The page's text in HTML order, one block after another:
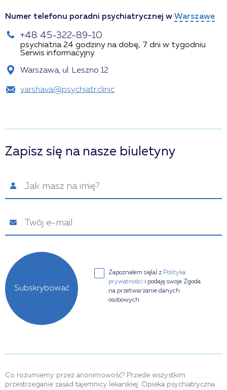
Numer telefonu poradni psychiatrycznej w Warszawe
+48 45-322-89-10
psychiatria 24 godziny na dobę, 7 dni w tygodniu
Serwis informacyjny
Warszawa, ul. Leszno 12
varshava@psychiatr.clinic
Zapisz się na nasze biuletyny
Zapoznałem się(a) z Polityka
prywatności i podaję swoje Zgoda
na przetwarzanie danych
osobowych
Subskrybować
Co rozumiemy przez anonimowość? Przede wszystkim
przestrzeganie zasad tajemnicy lekarskiej. Opieka psychiatryczna